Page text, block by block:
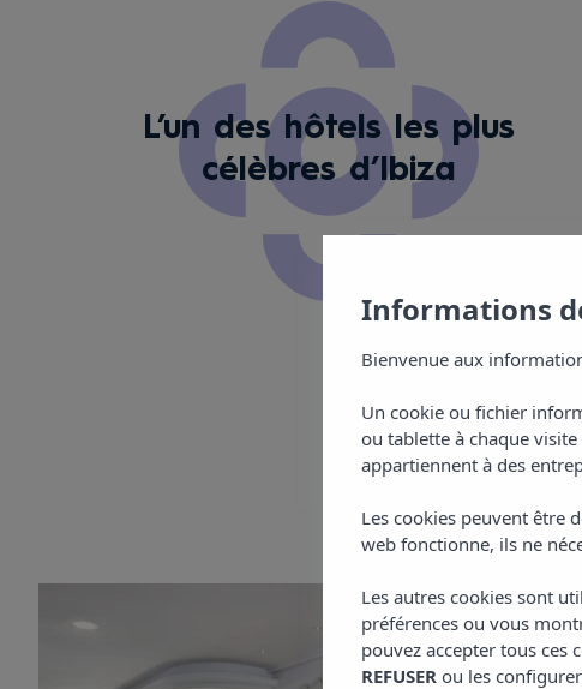
L’un des hôtels les plus
célèbres d’Ibiza
Informations
Bienvenue aux
Un cookie ou fichier
ou tablette à chaque
appartiennent à des
Les cookies peuvent être
web fonctionne, ils ne
Les autres cookies sont
préférences ou vous
pouvez accepter tous ces
REFUSERou les